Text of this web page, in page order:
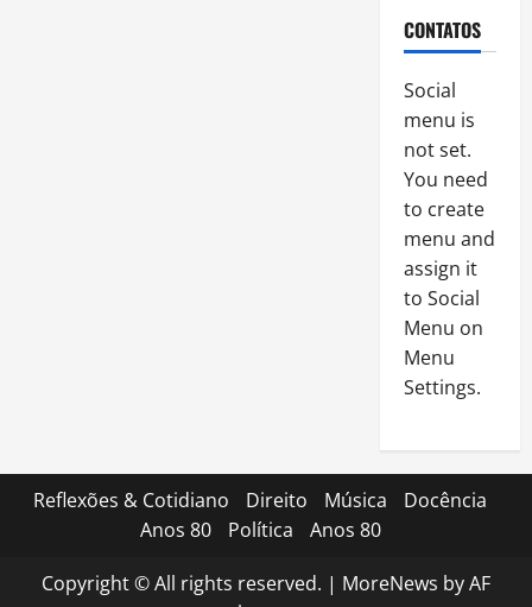
CONTATOS
Social
menu is
not set.
You need
to create
menu and
assign it
to Social
Menu on
Menu
Settings.
Reflexões & Cotidiano Direito Música
Docência
Anos 80
Política Anos 80
Copyright © All rights reserved. | MoreNews by AF